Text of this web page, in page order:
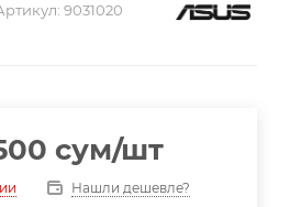
9031020
сум/шт
Нашли дешевле?